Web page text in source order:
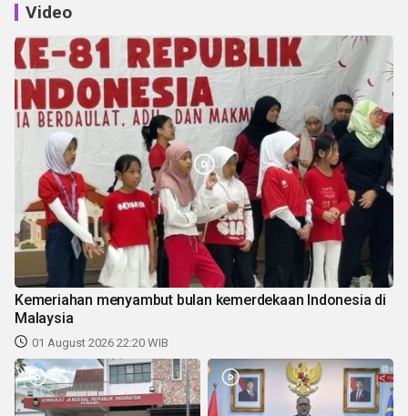
Video
Kemeriahan menyambut bulan kemerdekaan Indonesia di
Malaysia
01 August 2026 22:20 WIB